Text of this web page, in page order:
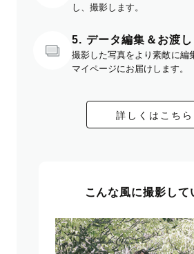
し、撮影します。
5. データ編集＆お渡し
撮影した写真をより素敵に編
マイページにお届けします。
詳しくはこちら
こんな風に撮影して